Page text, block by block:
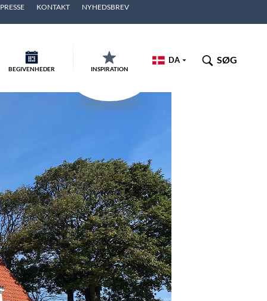
PRESSE KONTAKT
NYHEDSBREV
DA SØG
BEGIVENHEDER INSPIRATION